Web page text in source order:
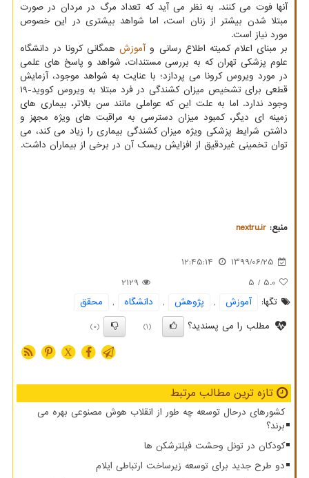
آنها فوت می کنند. به نظر می آید که تعداد مرگ در مردان در صورت
مبتلا شدن بیشتر از زنان است، اما شواهد بیشتری در این خصوص
مورد نیاز است.
بر مبنای اعلام کمیته اطلاع رسانی وآموزشهمگانی کرونا در دانشگاه
علوم پزشکی تهران که به بررسی مستندات، شواهد و پاسخ های علمی
در مورد ویروس کرونا می پردازد؛ با عنایت به شواهد موجود، آزمایش
قطعی برای تشخیص میزان کشندگی در فرد مبتلا به ویروس کووید-۱۹
وجود ندارد. اما به علت این که عواملی مانند سن بالاتر، بیماری های
زمینه ای دیگر، کمبود میزان دسترسی به مراقبت های ویژه مجهز و
داشتن شرایط پزشکی ویژه میزان کشندگی بیماری را زیاد می کند، می
توان تخمینی غیردقیق از افزایش ریسک آن در برخی از بیماران داشت.
منبع: nextru.ir
1399/06/25
12:45:14
5.0
/ 5
2129
تگها:
آموزش , پژوهش , دانشگاه ,
محقق
مطلب را می پسندید؟
(1)
(0)
X
تازه ترین مطالب مرتبط
کشورهای درحال توسعه چه طور از انقلاب هوش مصنوعی بهره می
برند؟
کودکان در تونل وحشت فیلترشکن ها
دو طرح جدید برای توسعه زیرساخت ارتباطی ایلام